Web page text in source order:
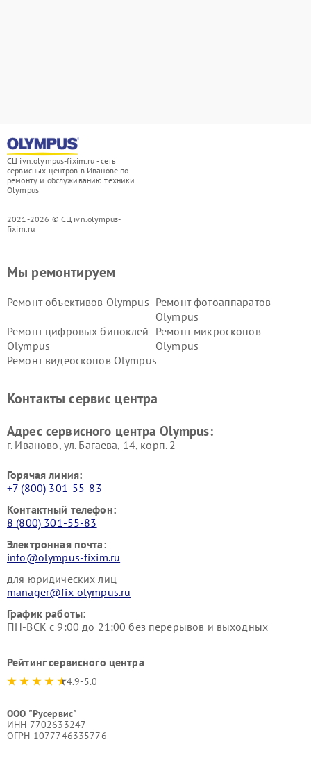
СЦ ivn.olympus-fixim.ru - сеть
сервисных центров в Иванове по
ремонту и обслуживанию техники
Olympus
2021-2026 © СЦ ivn.olympus-
fixim.ru
Мы ремонтируем
Ремонт объективов Olympus Ремонт фотоаппаратов
Olympus
Ремонт цифровых биноклей
Olympus
Ремонт микроскопов
Olympus
Ремонт видеоскопов Olympus
Контакты сервис центра
Адрес сервисного центра Olympus:
г. Иваново, ул. Багаева, 14, корп. 2
Горячая линия:
+7 (800) 301-55-83
Контактный телефон:
8 (800) 301-55-83
Электронная почта:
info@olympus-fixim.ru
для юридических лиц
manager@fix-olympus.ru
График работы:
ПН-ВСК с 9:00 до 21:00 без перерывов и выходных
Рейтинг сервисного центра
4.9-5.0
ООО "Русервис"
ИНН 7702633247
ОГРН 1077746335776